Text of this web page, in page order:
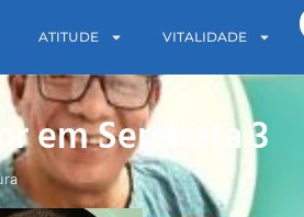
ATITUDE VITALIDADE
em Serenata 3